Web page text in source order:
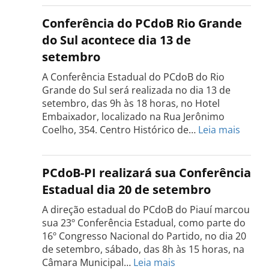
Estadual
do
PCdoB
Tocantins
será
realizada
dia
18
de
setembro
Conferência do PCdoB Rio Grande
do Sul acontece dia 13 de
setembro
A Conferência Estadual do PCdoB do Rio
Grande do Sul será realizada no dia 13 de
setembro, das 9h às 18 horas, no Hotel
Embaixador, localizado na Rua Jerônimo
Coelho, 354. Centro Histórico de… Leia mais
do
PCdoB
Rio
do
Sul
dia
PCdoB-PI realizará sua Conferência
Estadual dia 20 de setembro
A direção estadual do PCdoB do Piauí marcou
sua 23º Conferência Estadual, como parte do
16º Congresso Nacional do Partido, no dia 20
de setembro, sábado, das 8h às 15 horas, na
Câmara Municipal… Leia mais